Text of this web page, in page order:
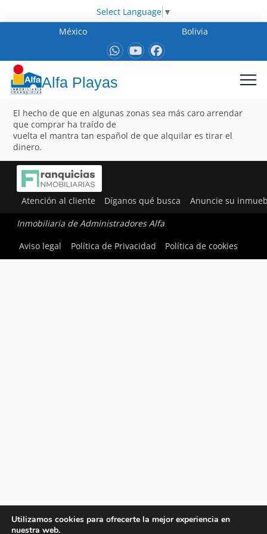
Select Language ▼
México
Bolivia
Alfa Playas
El hecho de que en algunas zonas sea más caro arrendar
que comprar ha traído de
vuelta el mantra tan español de que alquilar es tirar el
dinero.
Atención al cliente Díganos qué busca Anuncie su
Inmobiliaria de Administradores Alfa
Aviso legal
Política de Privacidad Política de cookies
Utilizamos cookies para ofrecerte la mejor experiencia en
nuestra web.